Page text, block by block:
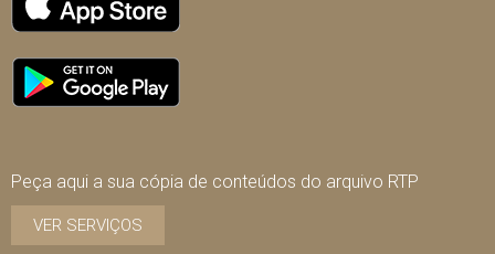
Peça aqui a sua cópia de conteúdos do arquivo RTP
VER SERVIÇOS